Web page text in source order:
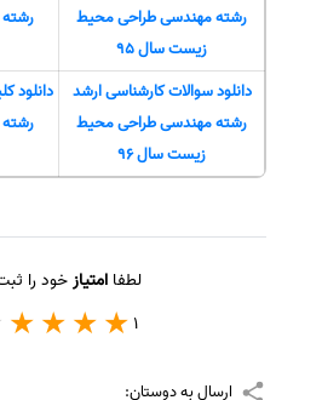
رشته مهندسی طراحی محیط
زیست سال 95
دانلود سوالات کارشناسی ارشد
رشته مهندسی طراحی محیط
زیست سال 96
دانلود
لطفاامتیازخود را
1
ارسال به دوستان: